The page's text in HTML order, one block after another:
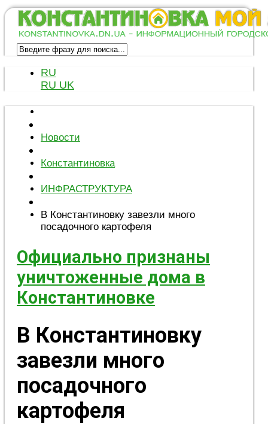
RU
RU UK
Новости
Константиновка
ИНФРАСТРУКТУРА
В Константиновку завезли много
посадочного картофеля
Официально признаны
уничтоженные дома в
Константиновке
В Константиновку
завезли много
посадочного
картофеля